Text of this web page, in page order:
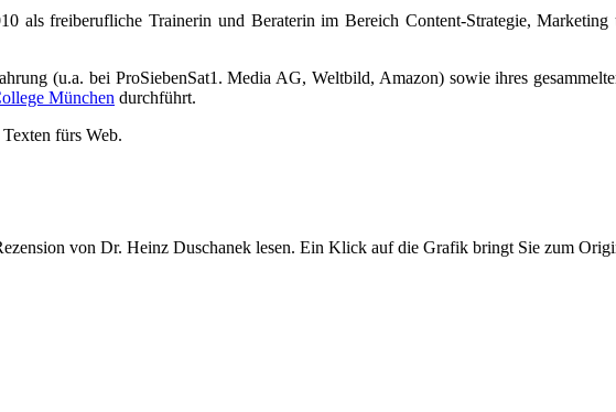
als freiberufliche Trainerin und Beraterin im Bereich Content-Strategie,
(u.a. bei ProSiebenSat1. Media AG, Weltbild, Amazon) sowie ihres
München durchführt.
fürs Web.
von Dr. Heinz Duschanek lesen. Ein Klick auf die Grafik bringt Sie zum